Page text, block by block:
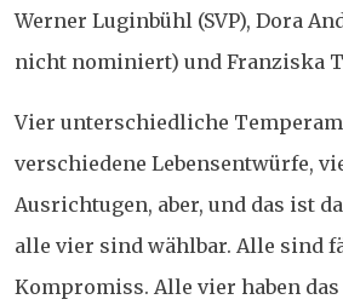
Werner Luginbühl (SVP), Dora
nicht nominiert) und Franziska
Vier unterschiedliche
verschiedene Lebensentwürfe,
Ausrichtugen, aber, und das ist
alle vier sind wählbar. Alle sind
Kompromiss. Alle vier haben das